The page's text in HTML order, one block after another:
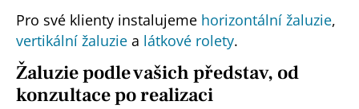
Pro své klienty instalujeme horizontální žaluzie,
vertikální žaluzie a látkové rolety.
Žaluzie podle vašich představ, od
konzultace po realizaci